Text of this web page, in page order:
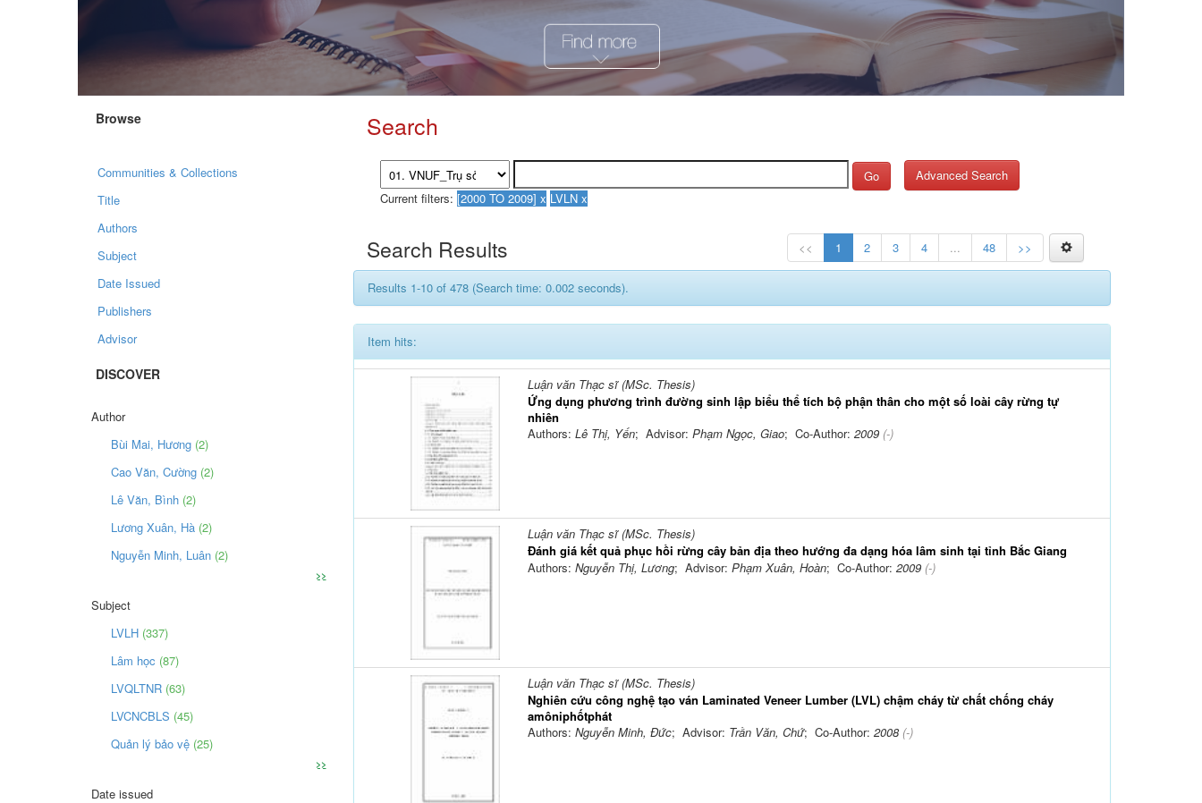
Browse
Communities & Collections
Title
Authors
Subject
Date Issued
Publishers
Advisor
DISCOVER
Author
Bùi Mai, Hương (2)
Cao Văn, Cường (2)
Lê Văn, Bình (2)
Lương Xuân, Hà (2)
Nguyễn Minh, Luân (2)
>>
Subject
LVLH (337)
Lâm học (87)
LVQLTNR (63)
LVCNCBLS (45)
Quản lý bảo vệ (25)
>>
Date issued
Search
Go
Current filters:
Advanced Search
Search Results << 1 2 3 4 ... 48 >>
Results 1-10 of 478 (Search time: 0.002 seconds).
Item hits:
Luận văn Thạc sĩ (MSc. Thesis)
Ứng dụng phương trình đường sinh lập biểu thể tích bộ phận thân cho một số loài cây rừng tự
nhiên
Authors: Lê Thị, Yến; Advisor: Phạm Ngọc, Giao; Co-Author: 2009(-)
Luận văn Thạc sĩ (MSc. Thesis)
Đánh giá kết quả phục hồi rừng cây bản địa theo hướng đa dạng hóa lâm sinh tại tỉnh Bắc Giang
Authors: Nguyễn Thị, Lương; Advisor: Phạm Xuân, Hoàn; Co-Author: 2009(-)
Luận văn Thạc sĩ (MSc. Thesis)
Nghiên cứu công nghệ tạo ván Laminated Veneer Lumber (LVL) chậm cháy từ chất chống cháy
amôniphốtphát
Authors: Nguyễn Minh, Đức; Advisor: Trần Văn, Chứ; Co-Author: 2008(-)